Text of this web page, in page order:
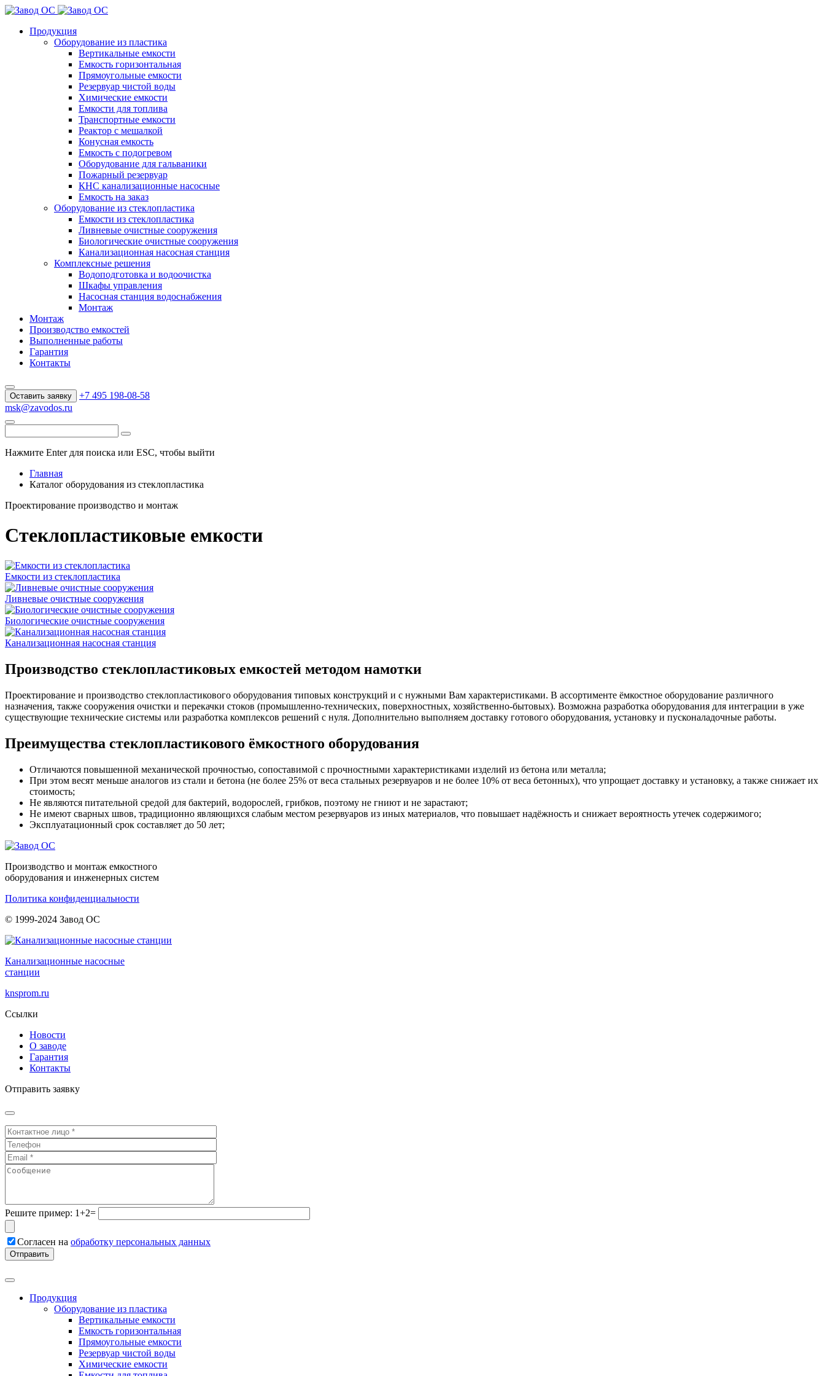
Продукция
Оборудование из пластика
Вертикальные емкости
Емкость горизонтальная
Прямоугольные емкости
Резервуар чистой воды
Химические емкости
Емкости для топлива
Транспортные емкости
Реактор с мешалкой
Конусная емкость
Емкость с подогревом
Оборудование для гальваники
Пожарный резервуар
КНС канализационные насосные
Емкость на заказ
Оборудование из стеклопластика
Емкости из стеклопластика
Ливневые очистные сооружения
Биологические очистные сооружения
Канализационная насосная станция
Комплексные решения
Водоподготовка и водоочистка
Шкафы управления
Насосная станция водоснабжения
Монтаж
Монтаж
Производство емкостей
Выполненные работы
Гарантия
Контакты
Оставить заявку
+7 495 198-08-58
msk@zavodos.ru
Нажмите Enter для поиска или ESC, чтобы выйти
Главная
Каталог оборудования из стеклопластика
Проектирование производство и монтаж
Стеклопластиковые емкости
Емкости из стеклопластика
Ливневые очистные сооружения
Биологические очистные сооружения
Канализационная насосная станция
Производство стеклопластиковых емкостей методом намотки
Проектирование и производство стеклопластикового оборудования типовых конструкций и с нужными Вам характеристиками. В ассортименте ёмкостное оборудование различного
назначения, также сооружения очистки и перекачки стоков (промышленно-технических, поверхностных, хозяйственно-бытовых). Возможна разработка оборудования для интеграции в уже
существующие технические системы или разработка комплексов решений с нуля. Дополнительно выполняем доставку готового оборудования, установку и пусконаладочные работы.
Преимущества стеклопластикового ёмкостного оборудования
Отличаются повышенной механической прочностью, сопоставимой с прочностными характеристиками изделий из бетона или металла;
При этом весят меньше аналогов из стали и бетона (не более 25% от веса стальных резервуаров и не более 10% от веса бетонных), что упрощает доставку и установку, а также снижает их
стоимость;
Не являются питательной средой для бактерий, водорослей, грибков, поэтому не гниют и не зарастают;
Не имеют сварных швов, традиционно являющихся слабым местом резервуаров из иных материалов, что повышает надёжность и снижает вероятность утечек содержимого;
Эксплуатационный срок составляет до 50 лет;
Производство и монтаж емкостного
оборудования и инженерных систем
Политика конфиденциальности
© 1999-2024 Завод ОС
Канализационные насосные
станции
knsprom.ru
Ссылки
Новости
О заводе
Гарантия
Контакты
Отправить заявку
Решите пример: 1+2=
Согласен на обработку персональных данных
Продукция
Оборудование из пластика
Вертикальные емкости
Емкость горизонтальная
Прямоугольные емкости
Резервуар чистой воды
Химические емкости